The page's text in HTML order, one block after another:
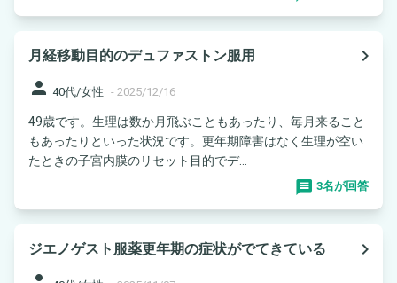
月経移動目的のデュファストン服用
navigate_next
person 40代/女性 - 2025/12/16
49歳です。生理は数か月飛ぶこともあったり、毎月来ること
もあったりといった状況です。更年期障害はなく生理が空い
たときの子宮内膜のリセット目的でデ...
3名が回答
ジエノゲスト服薬更年期の症状がでてきている
navigate_next